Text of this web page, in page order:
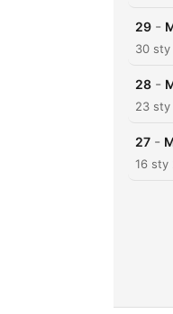
29 -
30 sty
28 -
23 sty
27 -
16 sty